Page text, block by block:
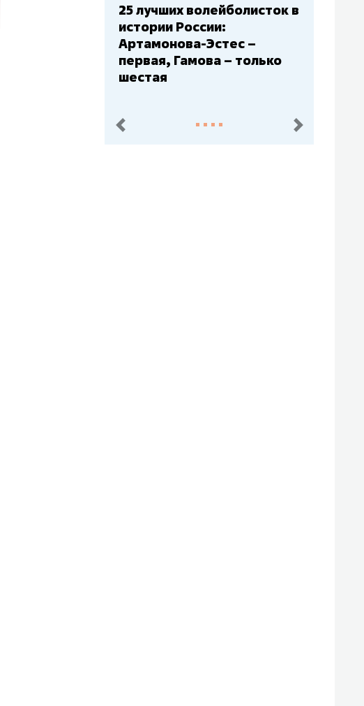
Бюджеты клубов КХЛ: СКА
– главный мажор, «Ак
Барс» – второй, «Салават
Юлаев» – середняк
пред. след.